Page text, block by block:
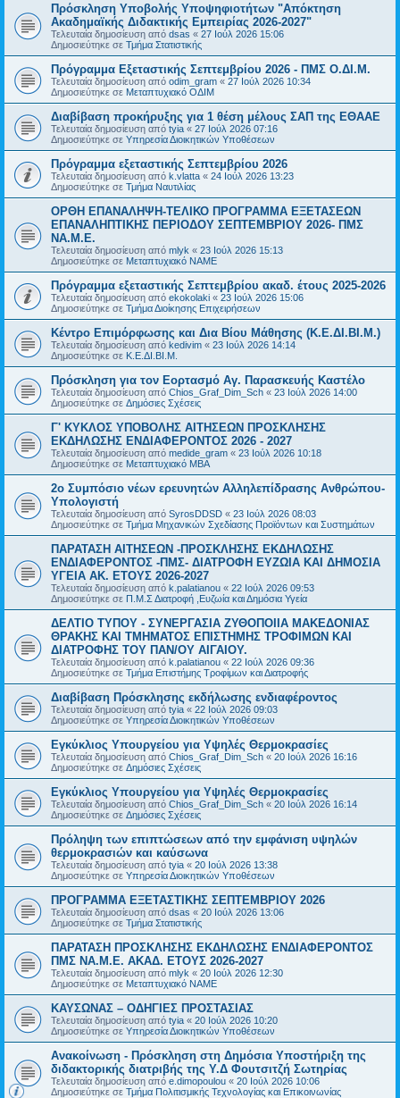
Πρόσκληση Υποβολής Υποψηφιοτήτων "Απόκτηση
Ακαδημαϊκής Διδακτικής Εμπειρίας 2026-2027"
Τελευταία δημοσίευση από dsas « 27 Ιούλ 2026 15:06
Δημοσιεύτηκε σε Τμήμα Στατιστικής
Πρόγραμμα Εξεταστικής Σεπτεμβρίου 2026 - ΠΜΣ Ο.ΔΙ.Μ.
Τελευταία δημοσίευση από odim_gram « 27 Ιούλ 2026 10:34
Δημοσιεύτηκε σε Μεταπτυχιακό ΟΔΙΜ
Διαβίβαση προκήρυξης για 1 θέση μέλους ΣΑΠ της ΕΘΑΑΕ
Τελευταία δημοσίευση από tyia « 27 Ιούλ 2026 07:16
Δημοσιεύτηκε σε Υπηρεσία Διοικητικών Υποθέσεων
Πρόγραμμα εξεταστικής Σεπτεμβρίου 2026
Τελευταία δημοσίευση από k.vlatta « 24 Ιούλ 2026 13:23
Δημοσιεύτηκε σε Τμήμα Ναυτιλίας
ΟΡΘΗ ΕΠΑΝΑΛΗΨΗ-ΤΕΛΙΚΟ ΠΡΟΓΡΑΜΜΑ ΕΞΕΤΑΣΕΩΝ
ΕΠΑΝΑΛΗΠΤΙΚΗΣ ΠΕΡΙΟΔΟΥ ΣΕΠΤΕΜΒΡΙΟΥ 2026- ΠΜΣ
ΝΑ.Μ.Ε.
Τελευταία δημοσίευση από mlyk « 23 Ιούλ 2026 15:13
Δημοσιεύτηκε σε Μεταπτυχιακό ΝΑΜΕ
Πρόγραμμα εξεταστικής Σεπτεμβρίου ακαδ. έτους 2025-2026
Τελευταία δημοσίευση από ekokolaki « 23 Ιούλ 2026 15:06
Δημοσιεύτηκε σε Τμήμα Διοίκησης Επιχειρήσεων
Κέντρο Επιμόρφωσης και Δια Βίου Μάθησης (Κ.Ε.ΔΙ.ΒΙ.Μ.)
Τελευταία δημοσίευση από kedivim « 23 Ιούλ 2026 14:14
Δημοσιεύτηκε σε Κ.Ε.ΔΙ.ΒΙ.Μ.
Πρόσκληση για τον Εορτασμό Αγ. Παρασκευής Καστέλο
Τελευταία δημοσίευση από Chios_Graf_Dim_Sch « 23 Ιούλ 2026 14:00
Δημοσιεύτηκε σε Δημόσιες Σχέσεις
Γ' ΚΥΚΛΟΣ ΥΠΟΒΟΛΗΣ ΑΙΤΗΣΕΩΝ ΠΡΟΣΚΛΗΣΗΣ
ΕΚΔΗΛΩΣΗΣ ΕΝΔΙΑΦΕΡΟΝΤΟΣ 2026 - 2027
Τελευταία δημοσίευση από medide_gram « 23 Ιούλ 2026 10:18
Δημοσιεύτηκε σε Μεταπτυχιακό MBA
2ο Συμπόσιο νέων ερευνητών Αλληλεπίδρασης Ανθρώπου-
Υπολογιστή
Τελευταία δημοσίευση από SyrosDDSD « 23 Ιούλ 2026 08:03
Δημοσιεύτηκε σε Τμήμα Μηχανικών Σχεδίασης Προϊόντων και Συστημάτων
ΠΑΡΑΤΑΣΗ ΑΙΤΗΣΕΩΝ -ΠΡΟΣΚΛΗΣΗΣ ΕΚΔΗΛΩΣΗΣ
ΕΝΔΙΑΦΕΡΟΝΤΟΣ -ΠΜΣ- ΔΙΑΤΡΟΦΗ ΕΥΖΩΙΑ ΚΑΙ ΔΗΜΟΣΙΑ
ΥΓΕΙΑ AK. ETOYΣ 2026-2027
Τελευταία δημοσίευση από k.palatianou « 22 Ιούλ 2026 09:53
Δημοσιεύτηκε σε Π.Μ.Σ Διατροφή ,Ευζωία και Δημόσια Υγεία
ΔΕΛΤΙΟ ΤΥΠΟΥ - ΣΥΝΕΡΓΑΣΙΑ ΖΥΘΟΠΟΙΙΑ ΜΑΚΕΔΟΝΙΑΣ
ΘΡΑΚΗΣ ΚΑΙ ΤΜΗΜΑΤΟΣ ΕΠΙΣΤΗΜΗΣ ΤΡΟΦΙΜΩΝ ΚΑΙ
ΔΙΑΤΡΟΦΗΣ ΤΟΥ ΠΑΝ/ΟΥ ΑΙΓΑΙΟΥ.
Τελευταία δημοσίευση από k.palatianou « 22 Ιούλ 2026 09:36
Δημοσιεύτηκε σε Τμήμα Επιστήμης Τροφίμων και Διατροφής
Διαβίβαση Πρόσκλησης εκδήλωσης ενδιαφέροντος
Τελευταία δημοσίευση από tyia « 22 Ιούλ 2026 09:03
Δημοσιεύτηκε σε Υπηρεσία Διοικητικών Υποθέσεων
Εγκύκλιος Υπουργείου για Υψηλές Θερμοκρασίες
Τελευταία δημοσίευση από Chios_Graf_Dim_Sch « 20 Ιούλ 2026 16:16
Δημοσιεύτηκε σε Δημόσιες Σχέσεις
Εγκύκλιος Υπουργείου για Υψηλές Θερμοκρασίες
Τελευταία δημοσίευση από Chios_Graf_Dim_Sch « 20 Ιούλ 2026 16:14
Δημοσιεύτηκε σε Δημόσιες Σχέσεις
Πρόληψη των επιπτώσεων από την εμφάνιση υψηλών
θερμοκρασιών και καύσωνα
Τελευταία δημοσίευση από tyia « 20 Ιούλ 2026 13:38
Δημοσιεύτηκε σε Υπηρεσία Διοικητικών Υποθέσεων
ΠΡΟΓΡΑΜΜΑ ΕΞΕΤΑΣΤΙΚΗΣ ΣΕΠΤΕΜΒΡΙΟΥ 2026
Τελευταία δημοσίευση από dsas « 20 Ιούλ 2026 13:06
Δημοσιεύτηκε σε Τμήμα Στατιστικής
ΠΑΡΑΤΑΣΗ ΠΡΟΣΚΛΗΣΗΣ ΕΚΔΗΛΩΣΗΣ ΕΝΔΙΑΦΕΡΟΝΤΟΣ
ΠΜΣ ΝΑ.Μ.Ε. ΑΚΑΔ. ΕΤΟΥΣ 2026-2027
Τελευταία δημοσίευση από mlyk « 20 Ιούλ 2026 12:30
Δημοσιεύτηκε σε Μεταπτυχιακό ΝΑΜΕ
ΚΑΥΣΩΝΑΣ – ΟΔΗΓΙΕΣ ΠΡΟΣΤΑΣΙΑΣ
Τελευταία δημοσίευση από tyia « 20 Ιούλ 2026 10:20
Δημοσιεύτηκε σε Υπηρεσία Διοικητικών Υποθέσεων
Ανακοίνωση - Πρόσκληση στη Δημόσια Υποστήριξη της
διδακτορικής διατριβής της Υ.Δ Φουτσιτζή Σωτηρίας
Τελευταία δημοσίευση από e.dimopoulou « 20 Ιούλ 2026 10:06
Δημοσιεύτηκε σε Τμήμα Πολιτισμικής Τεχνολογίας και Επικοινωνίας